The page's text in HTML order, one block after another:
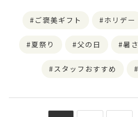
ご褒美ギフト ホリデー
夏祭り 父の日 暑
スタッフおすすめ